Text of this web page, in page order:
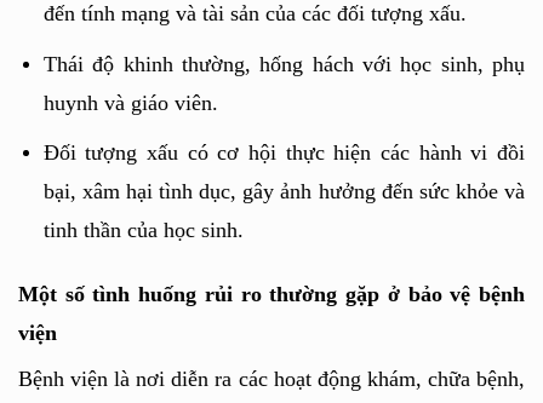
đến tính mạng và tài sản của các đối tượng xấu.
Thái độ khinh thường, hống hách với học sinh, phụ
huynh và giáo viên.
Đối tượng xấu có cơ hội thực hiện các hành vi đồi
bại, xâm hại tình dục, gây ảnh hưởng đến sức khỏe và
tinh thần của học sinh.
Một số tình huống rủi ro thường gặp ở bảo vệ bệnh
viện
Bệnh viện là nơi diễn ra các hoạt động khám, chữa bệnh,